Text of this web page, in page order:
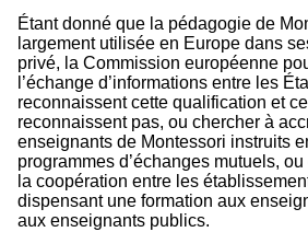
Étant donné que la pédagogie de
largement utilisée en Europe dans
privé, la Commission européenne
l’échange d’informations entre les
reconnaissent cette qualification et
reconnaissent pas, ou chercher à
enseignants de Montessori instruits
programmes d’échanges mutuels,
la coopération entre les
dispensant une formation aux
aux enseignants publics.